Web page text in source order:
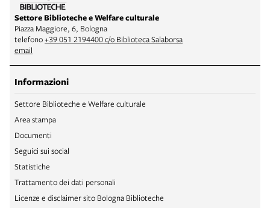
Settore Biblioteche e Welfare culturale
Piazza Maggiore, 6, Bologna
telefono+39 051 2194400 c/o Biblioteca Salaborsa
email
Informazioni
Settore Biblioteche e Welfare culturale
Area stampa
Documenti
Seguici sui social
Statistiche
Trattamento dei dati personali
Licenze e disclaimer sito Bologna Biblioteche